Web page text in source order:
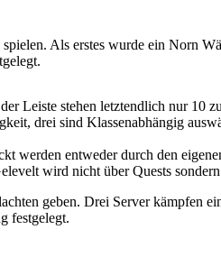
Als erstes wurde ein Norn
Leiste stehen letztendlich nur
drei sind Klassenabhängig
werden entweder durch den
wird nicht über Quests
geben. Drei Server
festgelegt.